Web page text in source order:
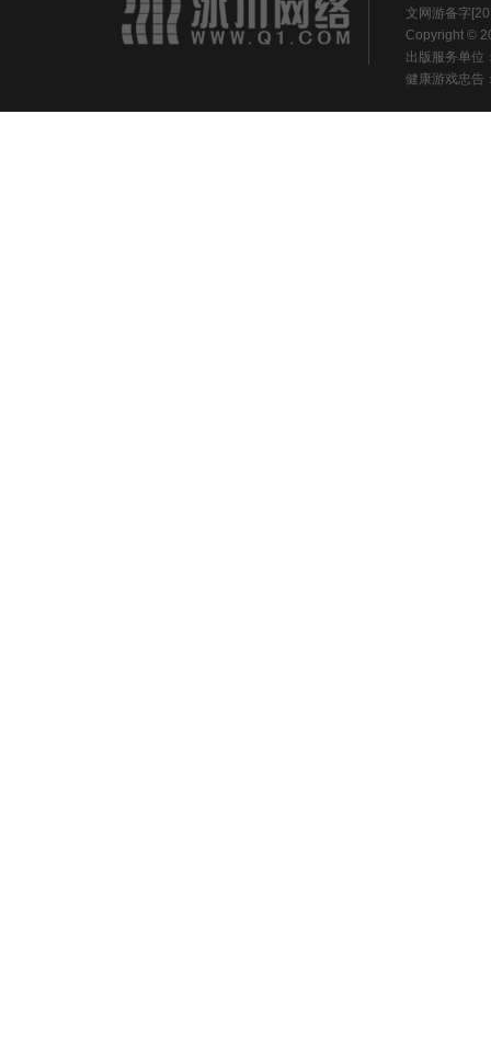
文网游备字
Copyright ©
出版服务单位
健康游戏忠告